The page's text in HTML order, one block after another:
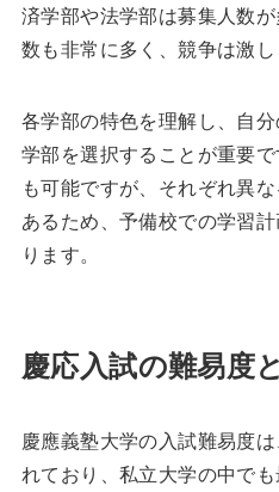
済学部や法学部は募集人数
数も非常に多く、競争は激し
各学部の特色を理解し、自
学部を選択することが重要
も可能ですが、それぞれ異
あるため、予備校での学習
ります。
慶応入試の難易度
慶應義塾大学の入試難易度は
れており、私立大学の中で